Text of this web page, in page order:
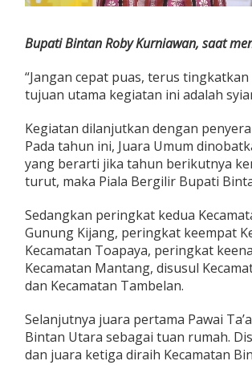
Bupati Bintan Roby Kurniawan, saat
“Jangan cepat puas, terus
tujuan utama kegiatan ini adalah
Kegiatan dilanjutkan dengan
Pada tahun ini, Juara Umum
yang berarti jika tahun berikutnya
turut, maka Piala Bergilir Bupati
Sedangkan peringkat kedua
Gunung Kijang, peringkat keempat
Kecamatan Toapaya, peringkat
Kecamatan Mantang, disusul
dan Kecamatan Tambelan.
Selanjutnya juara pertama Pawai
Bintan Utara sebagai tuan rumah.
dan juara ketiga diraih Kecamatan